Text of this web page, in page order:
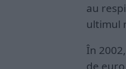
au
ultimul
În
de